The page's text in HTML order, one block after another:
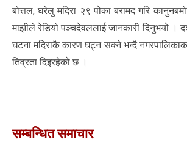
बोत्तल, घरेलु मदिरा २९ पोका बरामद गरि
माझीले रेडियो पञ्चदेवललाई जानकारी दिनुभयो ।
घटना मदिराकै कारण घट्न सक्ने भन्दै
तिव्रता दिइरहेको छ ।
सम्बन्धित समाचार